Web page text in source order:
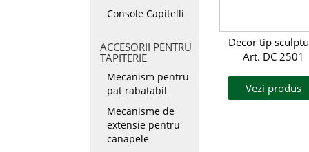
Console Capitelli
ACCESORII PENTRU
TAPITERIE
Mecanism pentru
pat rabatabil
Mecanisme de
extensie pentru
canapele
Decor tip
Art. DC 2501
Vezi produs